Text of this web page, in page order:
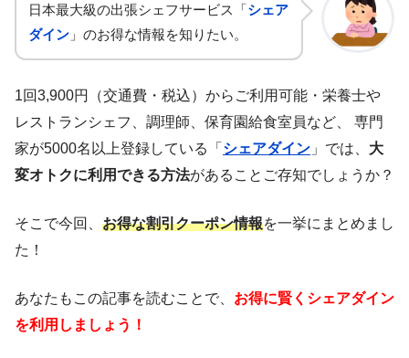
日本最大級の出張シェフサービス「シェア
ダイン 」のお得な情報を知りたい。
1回3,900円（交通費・税込）からご利用可能・栄養士や
レストランシェフ、調理師、保育園給食室員など、 専門
家が5000名以上登録している「 シェアダイン 」では、 大
変オトクに利用できる方法があることご存知でしょうか？
そこで今回、 お得な割引クーポン情報を一挙にまとめまし
た！
あなたもこの記事を読むことで、 お得に賢くシェアダイン
を利用しましょう！